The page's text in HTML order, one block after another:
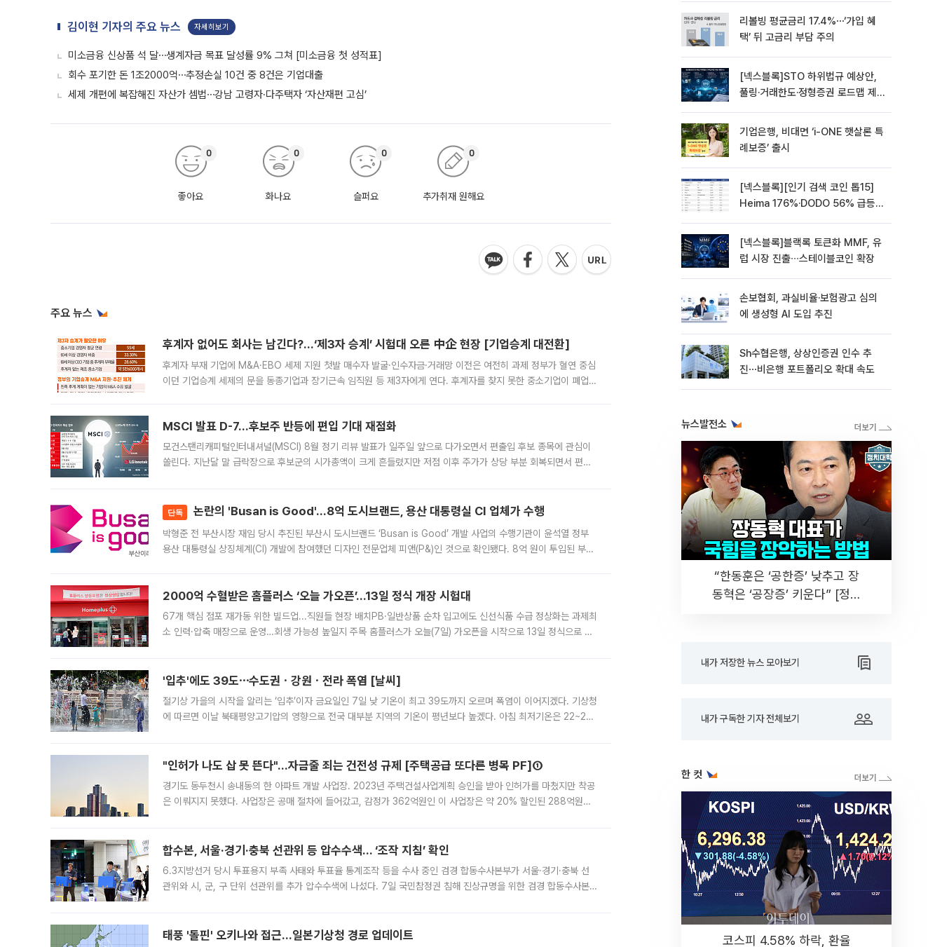
김이현 기자의 주요 뉴스 자세히보기
미소금융 신상품 석 달⋯생계자금 목표 달성률 9% 그쳐 [미소금융 첫 성적표]
회수 포기한 돈 1조2000억⋯추정손실 10건 중 8건은 기업대출
세제 개편에 복잡해진 자산가 셈법⋯강남 고령자·다주택자 ‘자산재편 고심’
좋아요
0
화나요
0
슬퍼요
0
추가취재 원해요
0
주요 뉴스
후계자 없어도 회사는 남긴다?…‘제3자 승계’ 시험대 오른 中企 현장 [기업승계 대전환]
후계자 부재 기업에 M&A·EBO 세제 지원 첫발 매수자 발굴·인수자금·거래망 이전은 여전히 과제 정부가 혈연 중심
이던 기업승계 세제의 문을 동종기업과 장기근속 임직원 등 제3자에게 연다. 후계자를 찾지 못한 중소기업이 폐업
MSCI 발표 D-7…후보주 반등에 편입 기대 재점화
모건스탠리캐피털인터내셔널(MSCI) 8월 정기 리뷰 발표가 일주일 앞으로 다가오면서 편출입 후보 종목에 관심이
쏠린다. 지난달 말 급락장으로 후보군의 시가총액이 크게 흔들렸지만 저점 이후 주가가 상당 부분 회복되면서 편입
단독 논란의 'Busan is Good'…8억 도시브랜드, 용산 대통령실 CI 업체가 수행
박형준 전 부산시장 재임 당시 추진된 부산시 도시브랜드 ‘Busan is Good’ 개발 사업의 수행기관이 윤석열 정부
용산 대통령실 상징체계(CI) 개발에 참여했던 디자인 전문업체 피앤(P&)인 것으로 확인됐다. 8억 원이 투입된 부산
2000억 수혈받은 홈플러스 ‘오늘 가오픈’...13일 정식 개장 시험대
67개 핵심 점포 재가동 위한 빌드업...직원들 현장 배치PB·일반상품 순차 입고에도 신선식품 수급 정상화는 과제최
소 인력·압축 매장으로 운영…회생 가능성 높일지 주목 홈플러스가 오늘(7일) 가오픈을 시작으로 13일 정식으로 재
'입추'에도 39도⋯수도권ㆍ강원ㆍ전라 폭염 [날씨]
절기상 가을의 시작을 알리는 ‘입추’이자 금요일인 7일 낮 기온이 최고 39도까지 오르며 폭염이 이어지겠다. 기상청
에 따르면 이날 북태평양고기압의 영향으로 전국 대부분 지역의 기온이 평년보다 높겠다. 아침 최저기온은 22~27
"인허가 나도 삽 못 뜬다"…자금줄 죄는 건전성 규제 [주택공급 또다른 병목 PF]①
경기도 동두천시 송내동의 한 아파트 개발 사업장. 2023년 주택건설사업계획 승인을 받아 인허가를 마쳤지만 착공
은 이뤄지지 못했다. 사업장은 공매 절차에 들어갔고, 감정가 362억원인 이 사업장은 약 20% 할인된 288억원에
합수본, 서울·경기·충북 선관위 등 압수수색… ‘조작 지침’ 확인
6.3지방선거 당시 투표용지 부족 사태와 투표율 통계조작 등을 수사 중인 검경 합동수사본부가 서울·경기·충북 선
관위와 시, 군, 구 단위 선관위를 추가 압수수색에 나섰다. 7일 국민참정권 침해 진상규명을 위한 검경 합동수사본
태풍 '돌핀' 오키나와 접근…일본기상청 경로 업데이트
리볼빙 평균금리 17.4%⋯‘가입 혜
택’ 뒤 고금리 부담 주의
[넥스블록]STO 하위법규 예상안,
풀링·거래한도·정형증권 로드맵 제
기업은행, 비대면 ‘i-ONE 햇살론 특
례보증’ 출시
[넥스블록][인기 검색 코인 톱15]
Heima 176%·DODO 56% 급등…
[넥스블록]블랙록 토큰화 MMF, 유
럽 시장 진출∙∙∙스테이블코인 확장
손보협회, 과실비율·보험광고 심의
에 생성형 AI 도입 추진
Sh수협은행, 상상인증권 인수 추
진⋯비은행 포트폴리오 확대 속도
뉴스발전소
“한동훈은 ‘공한증’ 낮추고 장
동혁은 ‘공장증’ 키운다” [정치
내가 저장한 뉴스 모아보기
내가 구독한 기자 전체보기
한 컷
코스피 4.58% 하락, 환율